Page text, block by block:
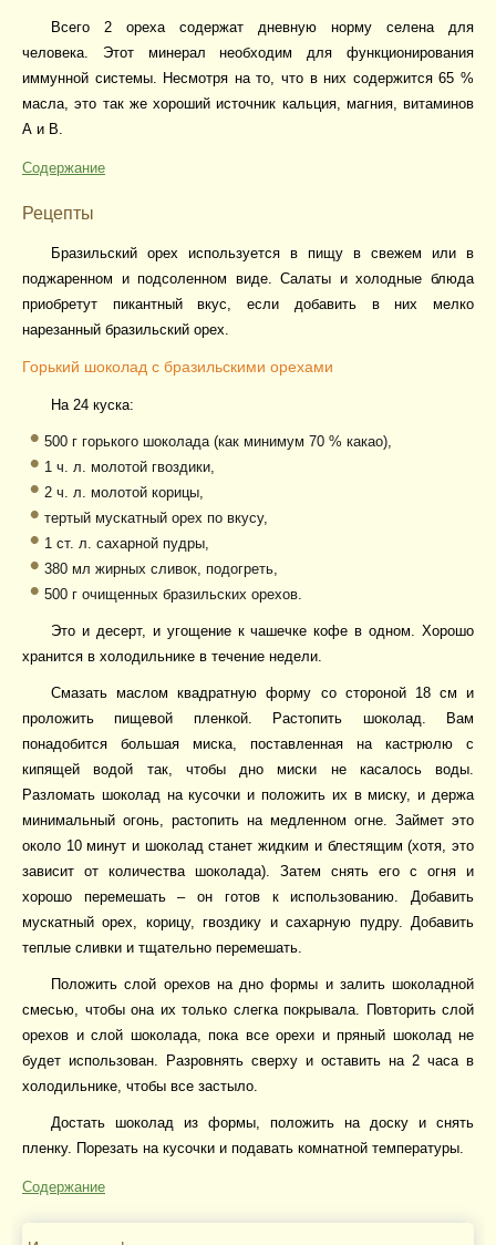
Всего 2 ореха содержат дневную норму селена для
человека. Этот минерал необходим для функционирования
иммунной системы. Несмотря на то, что в них содержится 65 %
масла, это так же хороший источник кальция, магния, витаминов
А и В.
Содержание
Рецепты
Бразильский орех используется в пищу в свежем или в
поджаренном и подсоленном виде. Салаты и холодные блюда
приобретут пикантный вкус, если добавить в них мелко
нарезанный бразильский орех.
Горький шоколад с бразильскими орехами
На 24 куска:
500 г горького шоколада (как минимум 70 % какао),
1 ч. л. молотой гвоздики,
2 ч. л. молотой корицы,
тертый мускатный орех по вкусу,
1 ст. л. сахарной пудры,
380 мл жирных сливок, подогреть,
500 г очищенных бразильских орехов.
Это и десерт, и угощение к чашечке кофе в одном. Хорошо
хранится в холодильнике в течение недели.
Смазать маслом квадратную форму со стороной 18 см и
проложить пищевой пленкой. Растопить шоколад. Вам
понадобится большая миска, поставленная на кастрюлю с
кипящей водой так, чтобы дно миски не касалось воды.
Разломать шоколад на кусочки и положить их в миску, и держа
минимальный огонь, растопить на медленном огне. Займет это
около 10 минут и шоколад станет жидким и блестящим (хотя, это
зависит от количества шоколада). Затем снять его с огня и
хорошо перемешать – он готов к использованию. Добавить
мускатный орех, корицу, гвоздику и сахарную пудру. Добавить
теплые сливки и тщательно перемешать.
Положить слой орехов на дно формы и залить шоколадной
смесью, чтобы она их только слегка покрывала. Повторить слой
орехов и слой шоколада, пока все орехи и пряный шоколад не
будет использован. Разровнять сверху и оставить на 2 часа в
холодильнике, чтобы все застыло.
Достать шоколад из формы, положить на доску и снять
пленку. Порезать на кусочки и подавать комнатной температуры.
Содержание